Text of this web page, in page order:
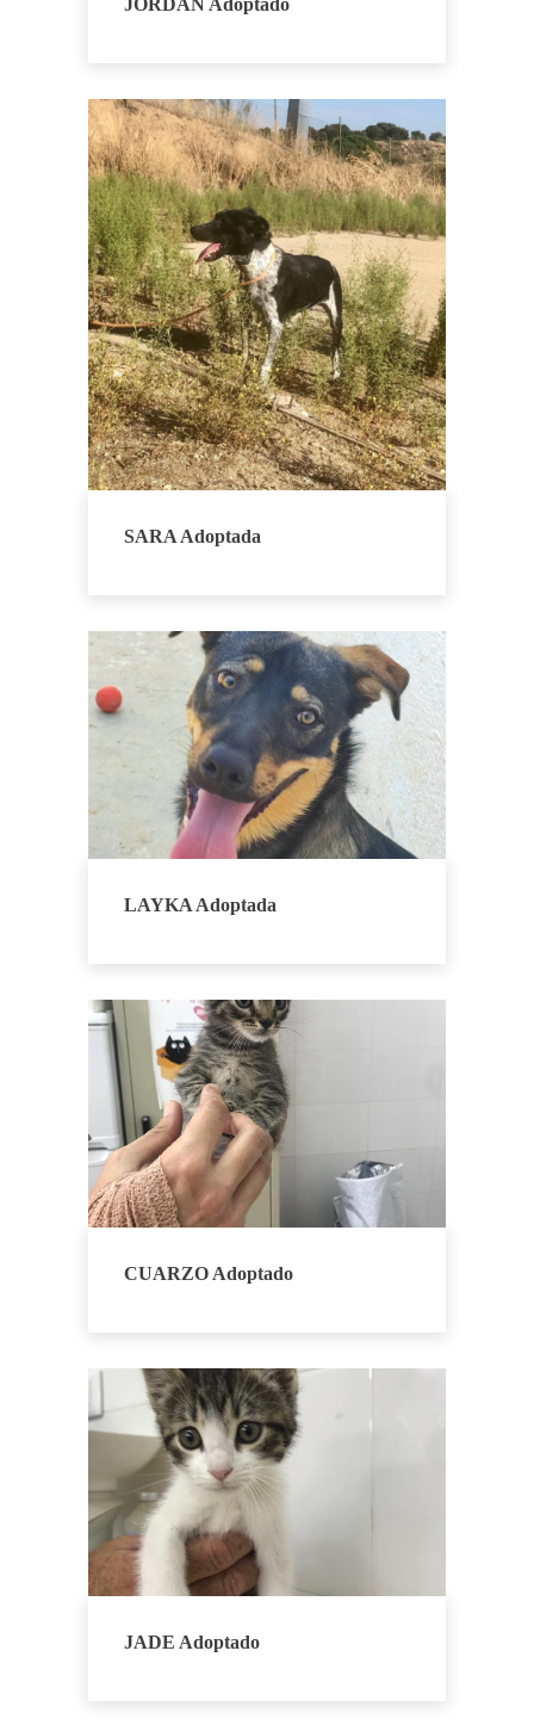
JORDAN Adoptado
SARA Adoptada
LAYKA Adoptada
CUARZO Adoptado
JADE Adoptado